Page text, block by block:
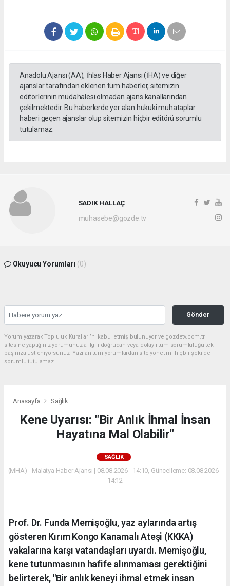
Anadolu Ajansı (AA), İhlas Haber Ajansı (İHA) ve diğer
ajanslar tarafından eklenen tüm haberler, sitemizin
editörlerinin müdahalesi olmadan ajans kanallarından
çekilmektedir. Bu haberlerde yer alan hukuki muhataplar
haberi geçen ajanslar olup sitemizin hiçbir editörü sorumlu
tutulamaz.
SADIK HALLAÇ
muhasebe@gozde.tv
Okuyucu Yorumları (0)
Gönder
Yorum yazarak Topluluk Kuralları’nı kabul etmiş bulunuyor ve gozdetv.com.tr
sitesine yaptığınız yorumunuzla ilgili doğrudan veya dolaylı tüm sorumluluğu tek
başınıza üstleniyorsunuz. Yazılan tüm yorumlardan site yönetimi hiçbir şekilde
sorumlu tutulamaz.
Anasayfa Sağlık
Kene Uyarısı: "Bir Anlık İhmal İnsan
Hayatına Mal Olabilir"
SAĞLIK
(MHA) - Malatya Haber Ajansı | 08.08.2026 - 14:10, Güncelleme: 08.08.2026 -
14:12
Prof. Dr. Funda Memişoğlu, yaz aylarında artış
gösteren Kırım Kongo Kanamalı Ateşi (KKKA)
vakalarına karşı vatandaşları uyardı. Memişoğlu,
kene tutunmasının hafife alınmaması gerektiğini
belirterek, "Bir anlık keneyi ihmal etmek insan